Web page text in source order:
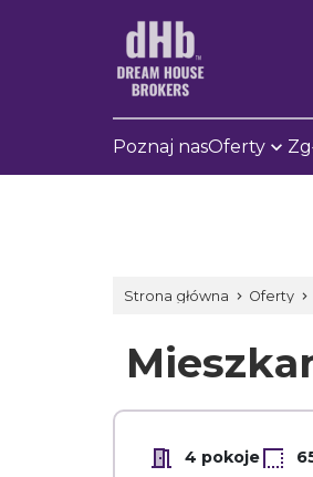
Poznaj nasOferty
Strona główna Oferty
4 pokoje